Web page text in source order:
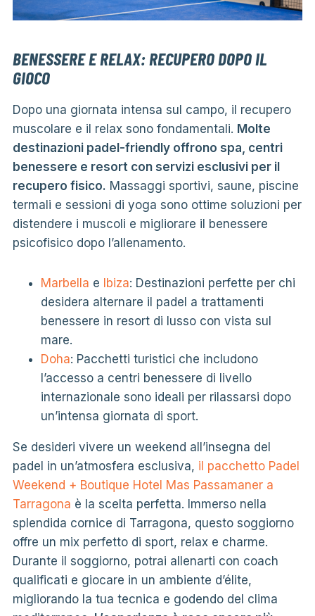
BENESSERE E RELAX: RECUPERO DOPO IL
GIOCO
Dopo una giornata intensa sul campo, il recupero
muscolare e il relax sono fondamentali. Molte
destinazioni padel-friendly offrono spa, centri
benessere e resort con servizi esclusivi per il
recupero fisico. Massaggi sportivi, saune, piscine
termali e sessioni di yoga sono ottime soluzioni per
distendere i muscoli e migliorare il benessere
psicofisico dopo l’allenamento.
Marbella e Ibiza: Destinazioni perfette per chi
desidera alternare il padel a trattamenti
benessere in resort di lusso con vista sul
mare.
Doha: Pacchetti turistici che includono
l’accesso a centri benessere di livello
internazionale sono ideali per rilassarsi dopo
un’intensa giornata di sport.
Se desideri vivere un weekend all’insegna del
padel in un’atmosfera esclusiva, il pacchetto Padel
Weekend + Boutique Hotel Mas Passamaner a
Tarragona è la scelta perfetta. Immerso nella
splendida cornice di Tarragona, questo soggiorno
offre un mix perfetto di sport, relax e charme.
Durante il soggiorno, potrai allenarti con coach
qualificati e giocare in un ambiente d’élite,
migliorando la tua tecnica e godendo del clima